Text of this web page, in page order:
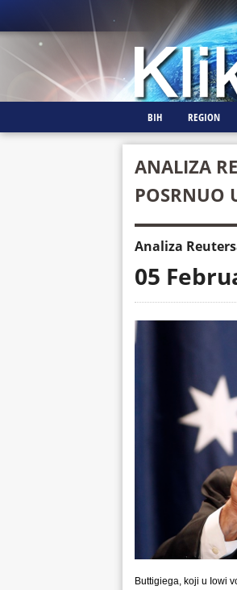
BIH REGION
ANALIZA
POSRNUO
Analiza
05
Buttigiega, koji u Iowi